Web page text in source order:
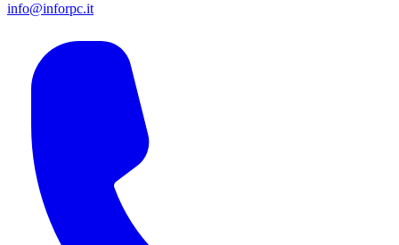
info@inforpc.it